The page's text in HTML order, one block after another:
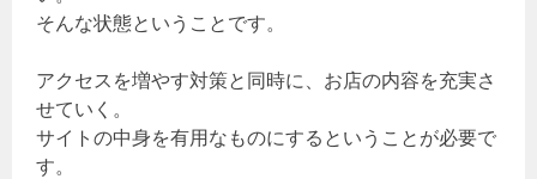
そんな状態ということです。
アクセスを増やす対策と同時に、お店の内容を充実さ
せていく。
サイトの中身を有用なものにするということが必要で
す。